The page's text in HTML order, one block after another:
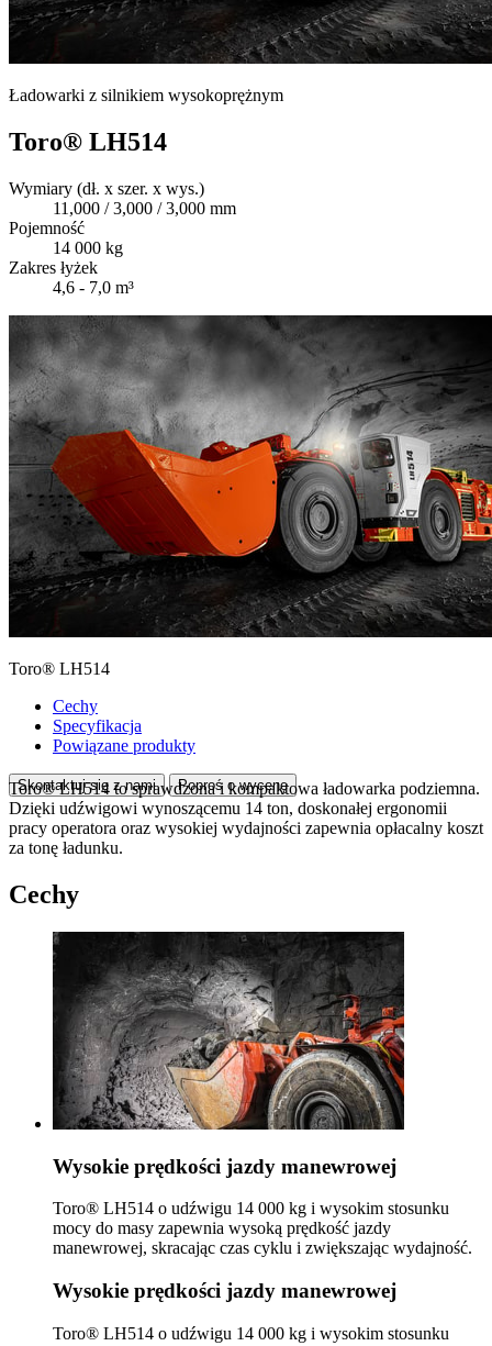
Ładowarki z silnikiem wysokoprężnym
Toro® LH514
Wymiary (dł. x szer. x wys.)
11,000 / 3,000 / 3,000 mm
Pojemność
14 000 kg
Zakres łyżek
4,6 - 7,0 m³
Toro® LH514
Cechy
Specyfikacja
Powiązane produkty
Skontaktuj się z nami Poproś o wycenę
Toro® LH514 to sprawdzona i kompaktowa ładowarka podziemna.
Dzięki udźwigowi wynoszącemu 14 ton, doskonałej ergonomii
pracy operatora oraz wysokiej wydajności zapewnia opłacalny koszt
za tonę ładunku.
Cechy
Wysokie prędkości jazdy manewrowej
Toro® LH514 o udźwigu 14 000 kg i wysokim stosunku
mocy do masy zapewnia wysoką prędkość jazdy
manewrowej, skracając czas cyklu i zwiększając wydajność.
Wysokie prędkości jazdy manewrowej
Toro® LH514 o udźwigu 14 000 kg i wysokim stosunku